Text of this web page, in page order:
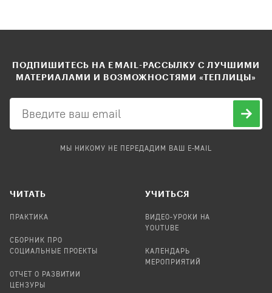
ПОДПИШИТЕСЬ НА EMAIL-РАССЫЛКУ С ЛУЧШИМИ
МАТЕРИАЛАМИ И ВОЗМОЖНОСТЯМИ «ТЕПЛИЦЫ»
МЫ НИКОМУ НЕ ПЕРЕДАДИМ ВАШ E-MAIL
ЧИТАТЬ
ПРАКТИКА
СБОРНИК ПРО
СОЦИАЛЬНЫЕ ПРОЕКТЫ
ОТЧЕТ О РАЗВИТИИ
ЦЕНЗУРЫ
УЧИТЬСЯ
ВИДЕО-УРОКИ НА
YOUTUBE
КАЛЕНДАРЬ
МЕРОПРИЯТИЙ